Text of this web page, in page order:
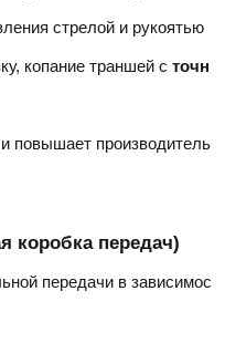
стрелой и рукоятью
копание траншей с точн
повышает производитель
коробка передач)
передачи в зависимос